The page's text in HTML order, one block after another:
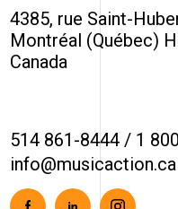
4385, rue Saint-
Montréal (Québec)
Canada
514 861-8444 / 1
info@musicaction.ca
FacebookLinkedinInstagram